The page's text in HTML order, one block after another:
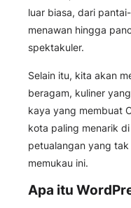
luar biasa, dari
menawan hingga
spektakuler.
Selain itu, kita akan
beragam, kuliner
kaya yang membuat
kota paling menarik
petualangan yang
memukau ini.
Apa itu